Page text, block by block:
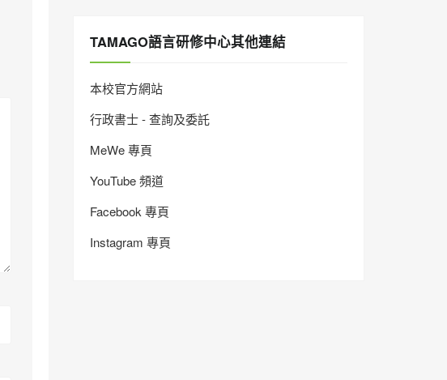
TAMAGO語言研修中心其他連結
本校官方網站
行政書士 - 查詢及委託
MeWe 專頁
YouTube 頻道
Facebook 專頁
Instagram 專頁